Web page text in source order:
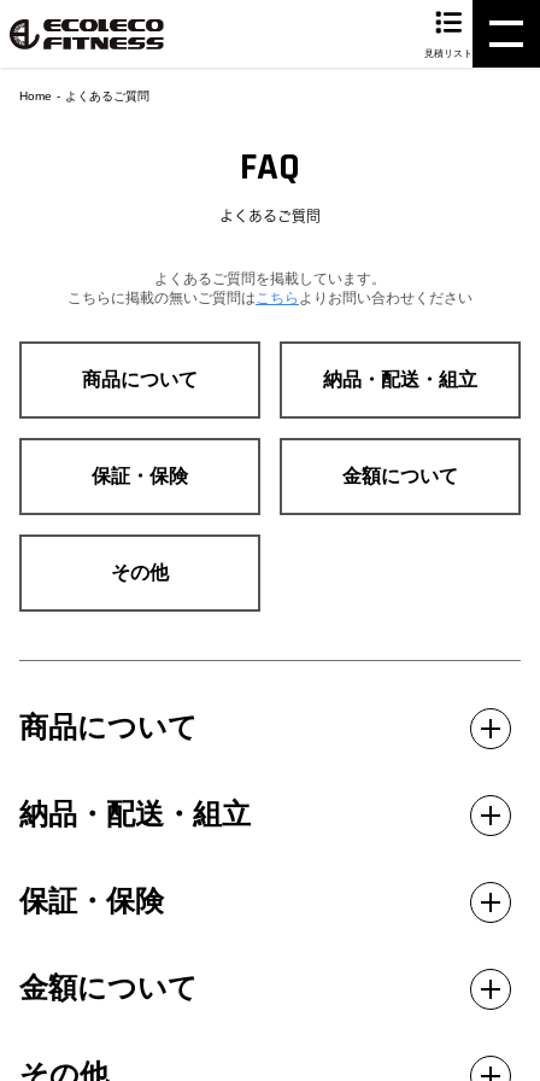
見積リスト
Home よくあるご質問
FAQ
よくあるご質問
よくあるご質問を掲載しています。
こちらに掲載の無いご質問はこちら よりお問い合わせください
商品について 納品・配送・組立
保証・保険 金額について
その他
商品について
納品・配送・組立
保証・保険
金額について